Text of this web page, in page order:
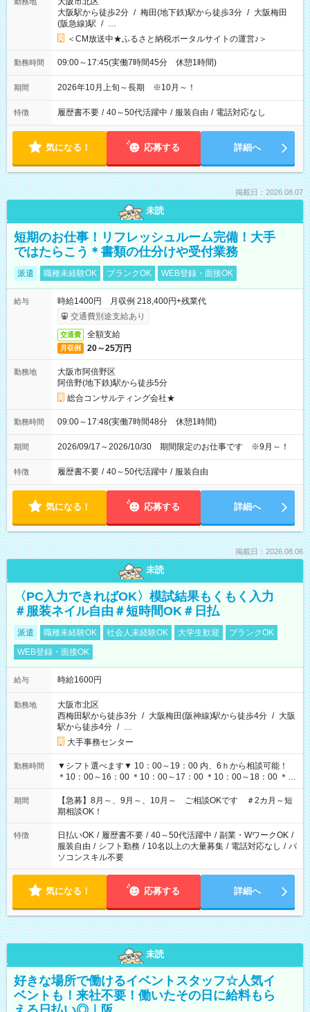
大阪駅から徒歩2分 / 梅田(地下鉄)駅から徒歩3分 / 大阪梅田
(阪急線)駅 / …
＜CM放送中★ふるさと納税ポータルサイトの運営♪＞
勤務時間 09:00～17:45(実働7時間45分 休憩1時間)
期間 2026年10月上旬～長期 ※10月～！
特徴 履歴書不要 / 40～50代活躍中 / 服装自由 / 電話対応なし
気になる！ 応募する 詳細へ
掲載日：2026.08.07
未読
短期のお仕事！リフレッシュルーム完備！大手
ではたらこう＊書類の仕分けや受付業務
派遣 職種未経験OK ブランクOK WEB登録・面接OK
給与
時給1400円 月収例 218,400円+残業代
交通費別途支給あり
交通費 全額支給
月収例 20～25万円
勤務地
大阪市阿倍野区
阿倍野(地下鉄)駅から徒歩5分
総合コンサルティング会社★
勤務時間 09:00～17:48(実働7時間48分 休憩1時間)
期間 2026/09/17～2026/10/30 期間限定のお仕事です ※9月～！
特徴 履歴書不要 / 40～50代活躍中 / 服装自由
気になる！ 応募する 詳細へ
掲載日：2026.08.06
未読
〈PC入力できればOK〉模試結果もくもく入力
＃服装ネイル自由＃短時間OK＃日払
派遣 職種未経験OK 社会人未経験OK 大学生歓迎
ブランクOK
WEB登録・面接OK
給与 時給1600円
勤務地
大阪市北区
西梅田駅から徒歩3分 / 大阪梅田(阪神線)駅から徒歩4分 / 大阪
駅から徒歩4分 / …
大手事務センター
勤務時間
▼シフト選べます▼ 10：00～19：00 内、6ｈから相談可能！
＊10：00～16：00 ＊10：00～17：00 ＊10：00～18：00 ＊
11：00～19：00 ＊12：00～19：00 ＊13：00～19：00
期間
【急募】8月～、9月～、10月～ ご相談OKです ＃2カ月～短
期相談OK！
特徴 日払いOK / 履歴書不要 / 40～50代活躍中 / 副業・WワークOK /
服装自由 / シフト勤務 / 10名以上の大量募集 / 電話対応なし / パ
ソコンスキル不要
気になる！ 応募する 詳細へ
未読
好きな場所で働けるイベントスタッフ☆人気イ
ベントも！来社不要！働いたその日に給料もら